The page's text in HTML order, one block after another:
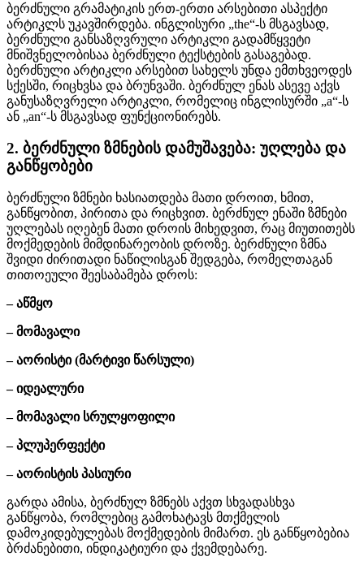
ბერძნული გრამატიკის ერთ-ერთი არსებითი ასპექტი
არტიკლს უკავშირდება. ინგლისური „the“-ს მსგავსად,
ბერძნული განსაზღვრული არტიკლი გადამწყვეტი
მნიშვნელობისაა ბერძნული ტექსტების გასაგებად.
ბერძნული არტიკლი არსებით სახელს უნდა ემთხვეოდეს
სქესში, რიცხვსა და ბრუნვაში. ბერძნულ ენას ასევე აქვს
განუსაზღვრელი არტიკლი, რომელიც ინგლისურში „a“-ს
ან „an“-ს მსგავსად ფუნქციონირებს.
2. ბერძნული ზმნების დამუშავება: უღლება და
განწყობები
ბერძნული ზმნები ხასიათდება მათი დროით, ხმით,
განწყობით, პირითა და რიცხვით. ბერძნულ ენაში ზმნები
უღლებას იღებენ მათი დროის მიხედვით, რაც მიუთითებს
მოქმედების მიმდინარეობის დროზე. ბერძნული ზმნა
შვიდი ძირითადი ნაწილისგან შედგება, რომელთაგან
თითოეული შეესაბამება დროს:
– აწმყო
– მომავალი
– აორისტი (მარტივი წარსული)
– იდეალური
– მომავალი სრულყოფილი
– პლუპერფექტი
– აორისტის პასიური
გარდა ამისა, ბერძნულ ზმნებს აქვთ სხვადასხვა
განწყობა, რომლებიც გამოხატავს მთქმელის
დამოკიდებულებას მოქმედების მიმართ. ეს განწყობებია
ბრძანებითი, ინდიკატიური და ქვემდებარე.